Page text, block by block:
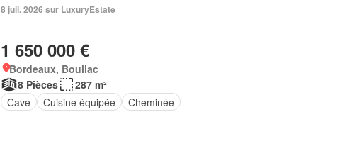
8 juil. 2026 sur LuxuryEstate
1 650 000 €
Bordeaux, Bouliac
8 Pièces
287 m²
Cave
Cuisine équipée Cheminée